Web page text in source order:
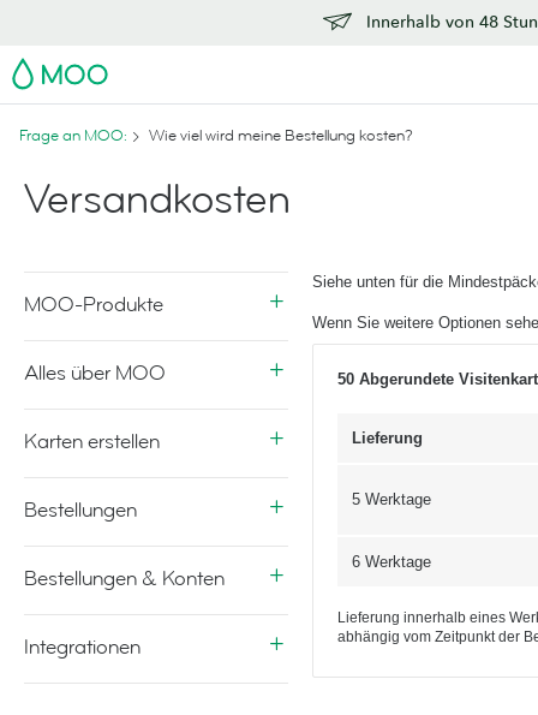
Innerhalb von 48
MOO
Frage an MOO: Wie viel wird meine Bestellung kosten?
Versandkosten
MOO-Produkte
Alles über MOO
Karten erstellen
Bestellungen
Bestellungen & Konten
Integrationen
Siehe unten für die
Wenn Sie weitere Optionen
50 Abgerundete
Lieferung
5 Werktage
6 Werktage
Lieferung innerhalb eines
abhängig vom Zeitpunkt der